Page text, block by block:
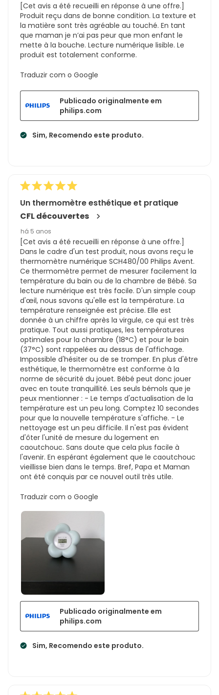
[Cet avis a été recueilli en réponse à une offre.]
Produit reçu dans de bonne condition. La texture et
la matière sont très agréable au touché. En tant
que maman je n’ai pas peur que mon enfant le
mette à la bouche. Lecture numérique lisible. Le
produit est totalement conforme.
Traduzir com o Google
Sim, Recomendo este produto.
Publicado originalmente em
philips.com
Un thermomètre esthétique et pratique
CFL découvertes
há 5 anos
[Cet avis a été recueilli en réponse à une offre.]
Dans le cadre d'un test produit, nous avons reçu le
thermomètre numérique SCH480/00 Philips Avent.
Ce thermomètre permet de mesurer facilement la
température du bain ou de la chambre de Bébé. Sa
lecture numérique est très facile. D'un simple coup
d'œil, nous savons qu'elle est la température. La
température renseignée est précise. Elle est
donnée à un chiffre après la virgule, ce qui est très
pratique. Tout aussi pratiques, les températures
optimales pour la chambre (18°C) et pour le bain
(37°C) sont rappelées au dessus de l'affichage.
Impossible d'hésiter ou de se tromper. En plus d'être
esthétique, le thermomètre est conforme à la
norme de sécurité du jouet. Bébé peut donc jouer
avec en toute tranquillité. Les seuls bémols que je
peux mentionner : - Le temps d'actualisation de la
température est un peu long. Comptez 10 secondes
pour que la nouvelle température s'affiche. - Le
nettoyage est un peu difficile. Il n'est pas évident
d'ôter l'unité de mesure du logement en
caoutchouc. Sans doute que cela plus facile à
l'avenir. En espérant également que le caoutchouc
vieillisse bien dans le temps. Bref, Papa et Maman
ont été conquis par ce nouvel outil très utile.
Traduzir com o Google
Sim, Recomendo este produto.
Publicado originalmente em
philips.com